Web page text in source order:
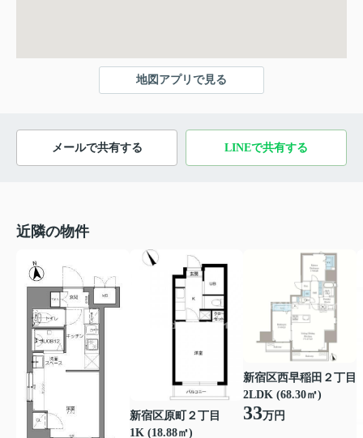
地図アプリで見る
メールで共有する LINEで共有する
近隣の物件
新宿区原町２丁目
1K (18.88㎡)
新宿区西早稲田２丁目
2LDK (68.30㎡)
33万円